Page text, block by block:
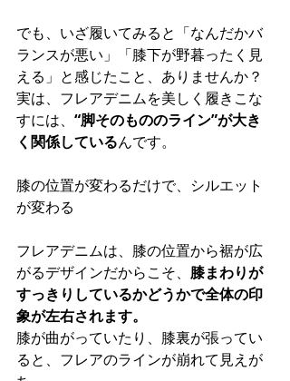
でも、いざ履いてみると「なんだかバ
ランスが悪い」「膝下が野暮ったく見
える」と感じたこと、ありませんか？
実は、フレアデニムを美しく履きこな
すには、 “脚そのもののライン”が大き
く関係しているんです。
膝の位置が変わるだけで、シルエット
が変わる
フレアデニムは、膝の位置から裾が広
がるデザインだからこそ、 膝まわりが
すっきりしているかどうかで全体の印
象が左右されます。
膝が曲がっていたり、膝裏が張ってい
ると、フレアのラインが崩れて見えが